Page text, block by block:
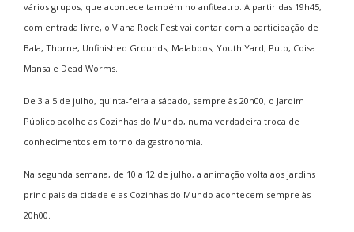
vários grupos, que acontece também no anfiteatro. A partir das 19h45,
com entrada livre, o Viana Rock Fest vai contar com a participação de
Bala, Thorne, Unfinished Grounds, Malaboos, Youth Yard, Puto, Coisa
Mansa e Dead Worms.
De 3 a 5 de julho, quinta-feira a sábado, sempre às 20h00, o Jardim
Público acolhe as Cozinhas do Mundo, numa verdadeira troca de
conhecimentos em torno da gastronomia.
Na segunda semana, de 10 a 12 de julho, a animação volta aos jardins
principais da cidade e as Cozinhas do Mundo acontecem sempre às
20h00.